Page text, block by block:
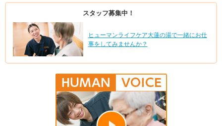
スタッフ募集中！
ヒューマンライフケア大蓮の湯で一緒にお仕
事をしてみませんか？